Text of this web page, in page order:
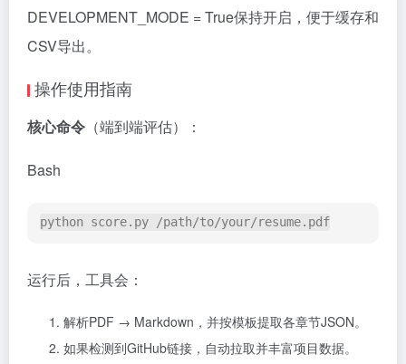
DEVELOPMENT_MODE = True保持开启，便于缓存和
CSV导出。
操作使用指南
核心命令 （端到端评估）：
Bash
python score.py /path/to/your/resume.pdf
运行后，工具会：
解析PDF → Markdown，并按模板提取各章节JSON。
如果检测到GitHub链接，自动拉取并丰富项目数据。